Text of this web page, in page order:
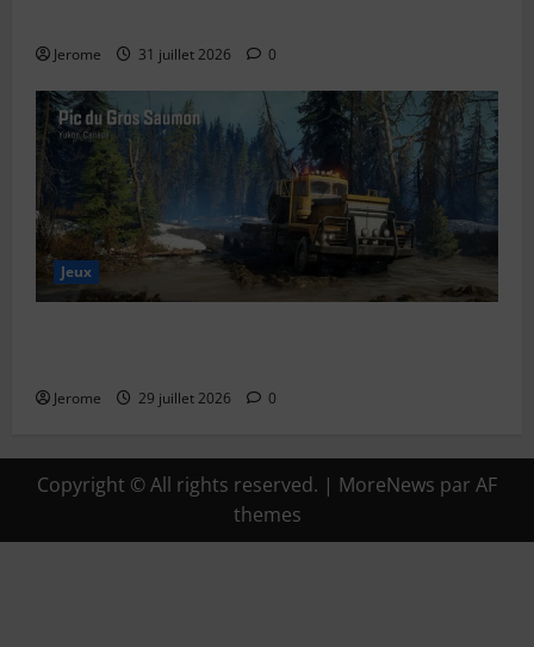
Jerome 31 juillet 2026 0
Jeux
Jerome 29 juillet 2026 0
Copyright © All rights reserved. | MoreNews par AF
themes